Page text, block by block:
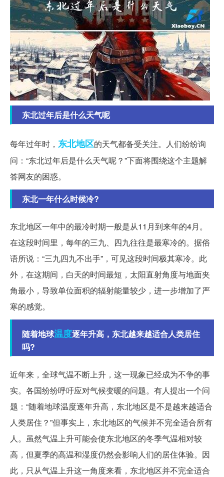
东北过年后是什么天气呢
每年过年时， 东北地区的天气都备受关注。人们纷纷询
问：“东北过年后是什么天气呢？”下面将围绕这个主题解
答网友的困惑。
东北一年什么时候冷?
东北地区一年中的最冷时期一般是从11月到来年的4月。
在这段时间里，每年的三九、四九往往是最寒冷的。据俗
语所说：“三九四九不出手”，可见这段时间极其寒冷。此
外，在这期间，白天的时间最短，太阳直射角度与地面夹
角最小，导致单位面积的辐射能量较少，进一步增加了严
寒的感觉。
随着地球温度逐年升高，东北越来越适合人类居住
吗?
近年来，全球气温不断上升，这一现象已经成为不争的事
实。各国纷纷呼吁应对气候变暖的问题。有人提出一个问
题：“随着地球温度逐年升高，东北地区是不是越来越适合
人类居住？”但事实上，东北地区的气候并不完全适合所有
人。虽然气温上升可能会使东北地区的冬季气温相对较
高，但夏季的高温和湿度仍然会影响人们的居住体验。因
此，只从气温上升这一角度来看，东北地区并不完全适合